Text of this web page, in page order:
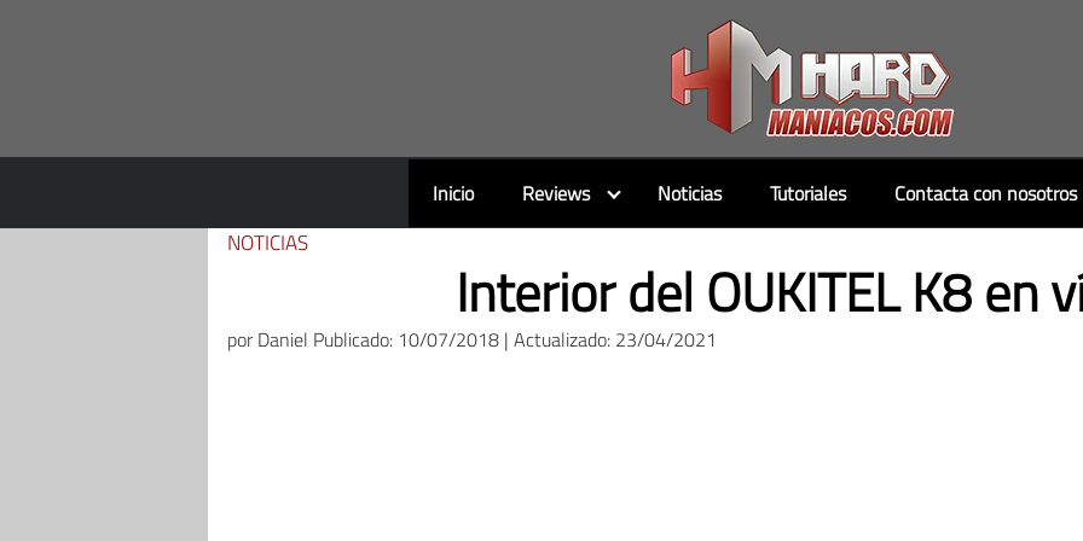
Inicio Reviews Noticias Tutoriales Contacta con nosotros
NOTICIAS
Interior del OUKITEL K8 en
porDaniel Publicado: 10/07/2018 | Actualizado: 23/04/2021